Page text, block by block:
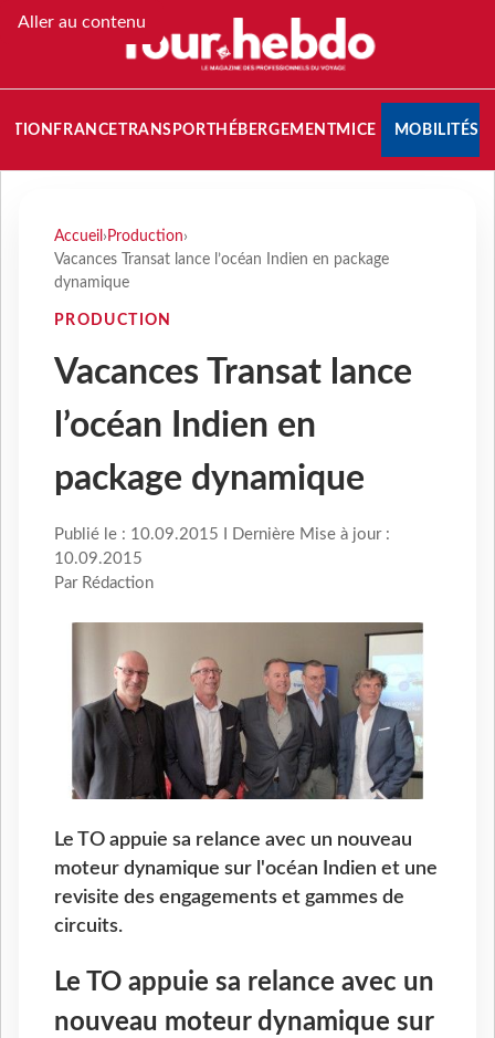
Aller au contenu
FRANCETRANSPORT HÉBERGEMENTMICE MOBILITÉS
Accueil › Production›
Vacances Transat lance l’océan Indien en package
dynamique
PRODUCTION
Vacances Transat lance
l’océan Indien en
package dynamique
Publié le : 10.09.2015 I Dernière Mise à jour :
10.09.2015
Par Rédaction
Le TO appuie sa relance avec un nouveau
moteur dynamique sur l'océan Indien et une
revisite des engagements et gammes de
circuits.
Le TO appuie sa relance avec un
nouveau moteur dynamique sur